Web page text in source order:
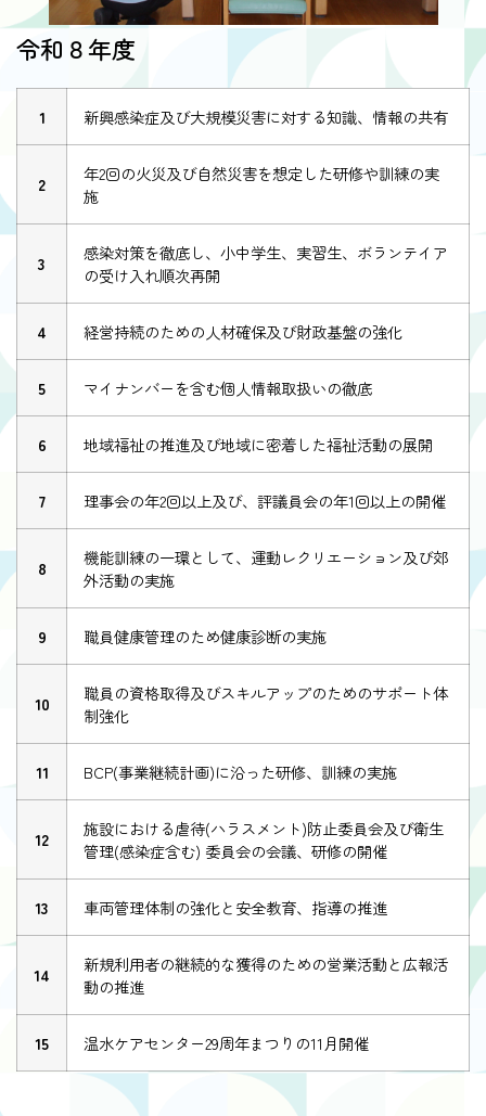
令和８年度
1 新興感染症及び大規模災害に対する知識、情報の共有
2
年2回の火災及び自然災害を想定した研修や訓練の実
施
3
感染対策を徹底し、小中学生、実習生、ボランテイア
の受け入れ順次再開
4 経営持続のための人材確保及び財政基盤の強化
5 マイナンバーを含む個人情報取扱いの徹底
6 地域福祉の推進及び地域に密着した福祉活動の展開
7 理事会の年2回以上及び、評議員会の年1回以上の開催
8
機能訓練の一環として、運動レクリエーション及び郊
外活動の実施
9 職員健康管理のため健康診断の実施
10
職員の資格取得及びスキルアップのためのサポート体
制強化
11 BCP(事業継続計画)に沿った研修、訓練の実施
12
施設における虐待(ハラスメント)防止委員会及び衛生
管理(感染症含む) 委員会の会議、研修の開催
13 車両管理体制の強化と安全教育、指導の推進
14
新規利用者の継続的な獲得のための営業活動と広報活
動の推進
15 温水ケアセンター29周年まつりの11月開催